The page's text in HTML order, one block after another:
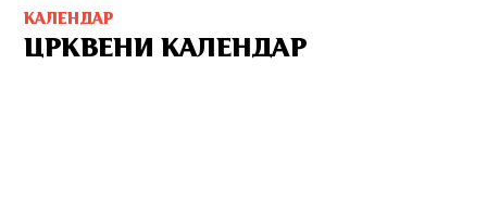
КАЛЕНДАР
ЦРКВЕНИ КАЛЕНДАР